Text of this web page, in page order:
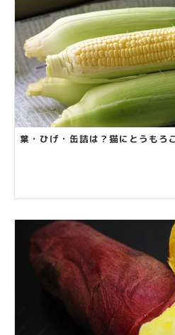
葉・ひげ・缶詰は？猫にとうもろ